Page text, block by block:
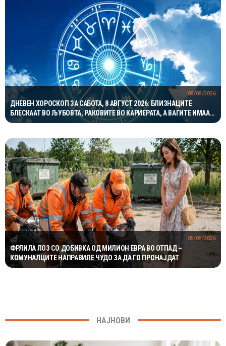
ДНЕВЕН ХОРОСКОП ЗА САБОТА, 8 АВГУСТ 2026: БЛИЗНАЦИТЕ
БЛЕСКААТ ВО ЉУБОВТА, РАКОВИТЕ ВО КАРИЕРАТА, А ВАГИТЕ ИМААТ
ОДЛИЧЕН ДЕН ЗА ХАРМОНИЈА
08/08/2026
ФРЛИЛА ЛОЗ СО ДОБИВКА ОД МИЛИОН ЕВРА ВО ОТПАД –
КОМУНАЛЦИТЕ НАПРАВИЛЕ ЧУДО ЗА ДА ГО ПРОНАЈДАТ
05/08/2026
НАЈНОВИ